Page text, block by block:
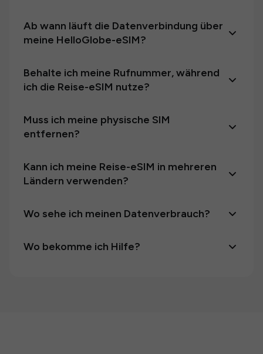
Ab wann läuft die Datenverbindung über
meine HelloGlobe-eSIM?
Behalte ich meine Rufnummer, während
ich die Reise-eSIM nutze?
Muss ich meine physische SIM
entfernen?
Kann ich meine Reise-eSIM in mehreren
Ländern verwenden?
Wo sehe ich meinen Datenverbrauch?
Wo bekomme ich Hilfe?